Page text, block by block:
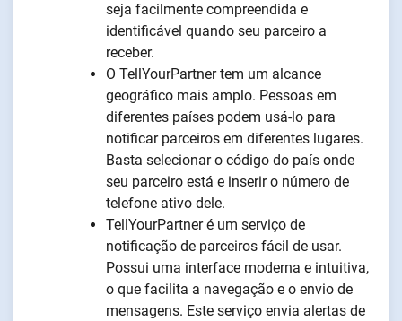
seja facilmente compreendida e
identificável quando seu parceiro a
receber.
O TellYourPartner tem um alcance
geográfico mais amplo. Pessoas em
diferentes países podem usá-lo para
notificar parceiros em diferentes lugares.
Basta selecionar o código do país onde
seu parceiro está e inserir o número de
telefone ativo dele.
TellYourPartner é um serviço de
notificação de parceiros fácil de usar.
Possui uma interface moderna e intuitiva,
o que facilita a navegação e o envio de
mensagens. Este serviço envia alertas de